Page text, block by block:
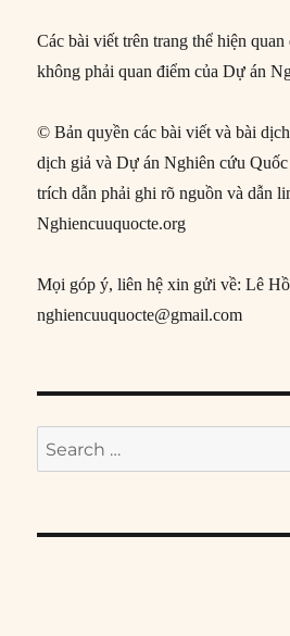
Các bài viết trên trang thể hiện
không phải quan điểm của Dự án
© Bản quyền các bài viết và bài
dịch giả và Dự án Nghiên cứu
trích dẫn phải ghi rõ nguồn và dẫn
Nghiencuuquocte.org
Mọi góp ý, liên hệ xin gửi về: Lê
nghiencuuquocte@gmail.com
Search
for: